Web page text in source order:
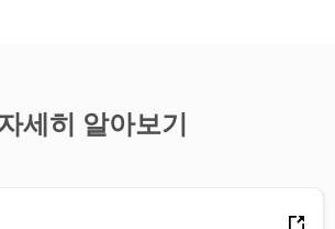
세히 알아보기